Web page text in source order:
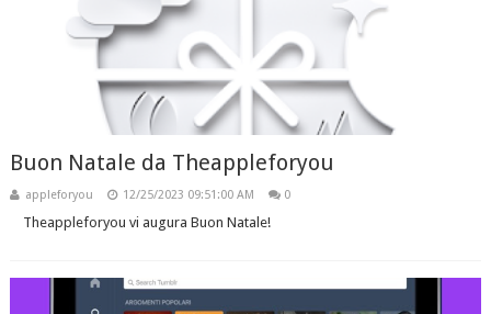
Buon Natale da Theappleforyou
appleforyou 12/25/2023 09:51:00 AM 0
Theappleforyou vi augura Buon Natale!